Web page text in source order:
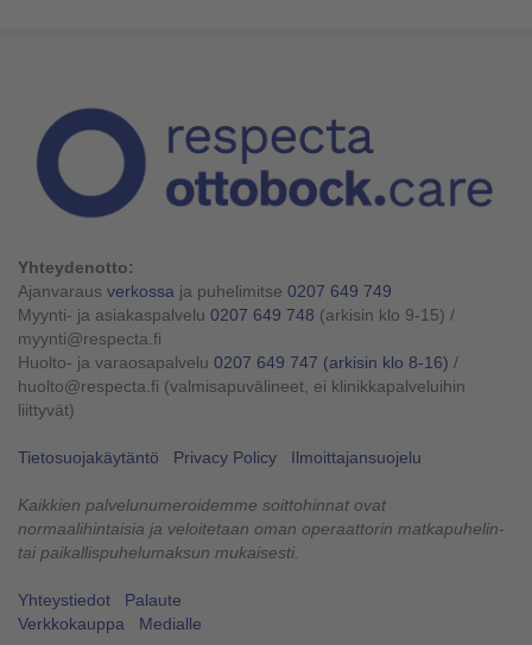
Yhteydenotto:
Ajanvaraus verkossa ja puhelimitse 0207 649 749
Myynti- ja asiakaspalvelu 0207 649 748 (arkisin klo 9-15) /
myynti@respecta.fi
Huolto- ja varaosapalvelu 0207 649 747 (arkisin klo 8-16) /
huolto@respecta.fi (valmisapuvälineet, ei klinikkapalveluihin
liittyvät)
Tietosuojakäytäntö Privacy Policy Ilmoittajansuojelu
Kaikkien palvelunumeroidemme soittohinnat ovat
normaalihintaisia ja veloitetaan oman operaattorin matkapuhelin-
tai paikallispuhelumaksun mukaisesti.
Yhteystiedot
Palaute
Verkkokauppa
Medialle